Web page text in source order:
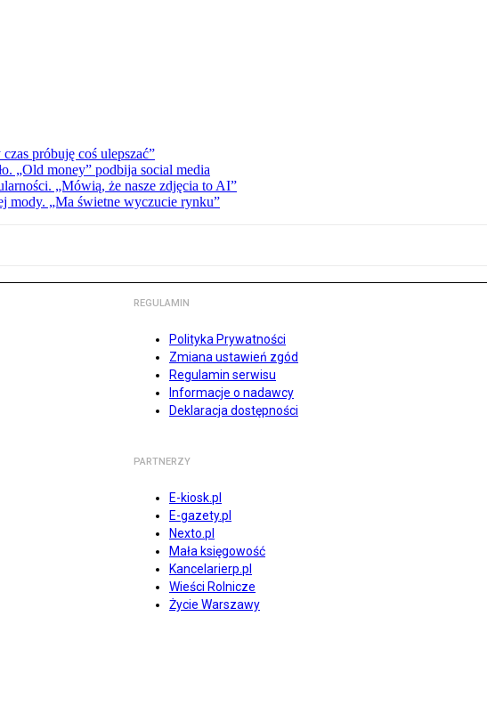
próbuję coś ulepszać”
„Old money” podbija social media
„Mówią, że nasze zdjęcia to AI”
mody. „Ma świetne wyczucie rynku”
REGULAMIN
Polityka Prywatności
Zmiana ustawień zgód
Regulamin serwisu
Informacje o nadawcy
Deklaracja dostępności
PARTNERZY
E-kiosk.pl
E-gazety.pl
Nexto.pl
Mała księgowość
Kancelarierp.pl
Wieści Rolnicze
Życie Warszawy